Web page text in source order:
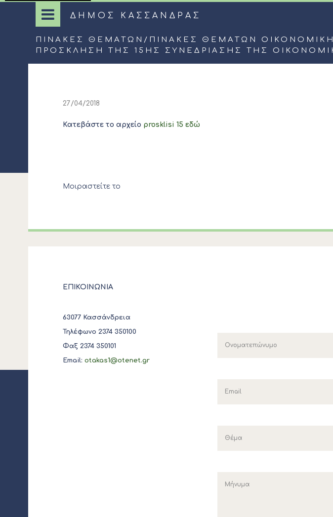
ΔΗΜΟΣ ΚΑΣΣΑΝΔΡΑΣ
ΠΊΝΑΚΕΣ ΘΕΜΆΤΩΝ / ΠΊΝΑΚΕΣ ΘΕΜΆΤΩΝ
ΠΡΟΣΚΛΗΣΗ ΤΗΣ 15ΗΣ ΣΥΝΕΔΡΙΑΣΗΣ ΤΗΣ
27/04/2018
Κατεβάστε το αρχείο prosklisi 15 εδώ
Μοιραστείτε το
ΕΠΙΚΟΙΝΩΝΙΑ
63077 Κασσάνδρεια
Τηλέφωνο 2374 350100
Φαξ 2374 350101
Email: otakas1@otenet.gr